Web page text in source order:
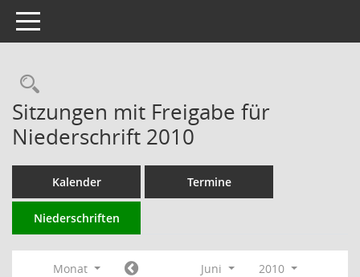
Toggle navigation
Rechercheauswahl
Sitzungen mit Freigabe für
Niederschrift 2010
Kalender Termine
Niederschriften
Monat Juni
2010